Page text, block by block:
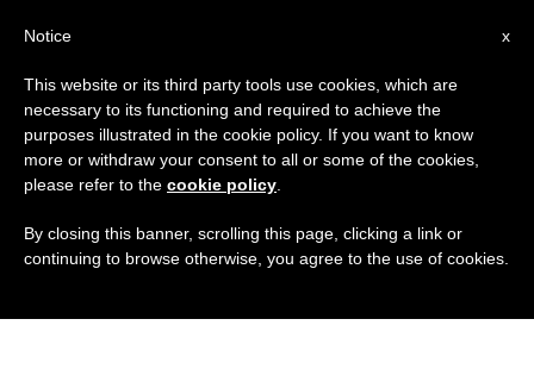
x
Notice
This website or its third party tools use cookies, which are
necessary to its functioning and required to achieve the
purposes illustrated in the cookie policy. If you want to know
more or withdraw your consent to all or some of the cookies,
please refer to the cookie policy
By closing this banner, scrolling this page, clicking a link or
continuing to browse otherwise, you agree to the use of cookies.